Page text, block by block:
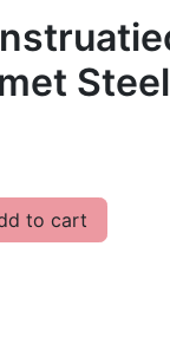
to cart